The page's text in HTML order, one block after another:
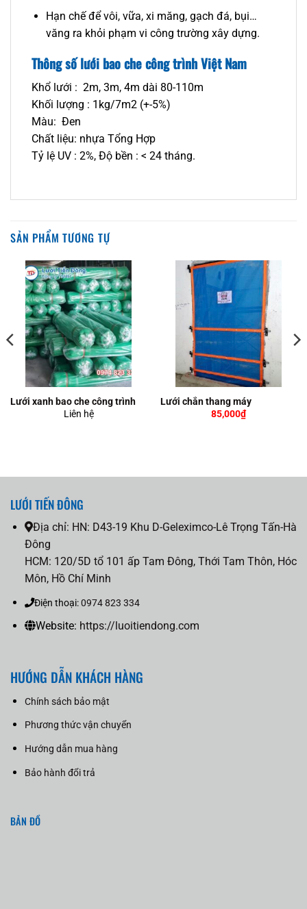
Hạn chế để vôi, vữa, xi măng, gạch đá, bụi…
văng ra khỏi phạm vi công trường xây dựng.
Thông số lưới bao che công trình Việt Nam
Khổ lưới : 2m, 3m, 4m dài 80-110m
Khối lượng : 1kg/7m2 (+-5%)
Màu: Đen
Chất liệu: nhựa Tổng Hợp
Tỷ lệ UV : 2%, Độ bền : < 24 tháng.
SẢN PHẨM TƯƠNG TỰ
Lưới xanh bao che công trình
Liên hệ
Lưới chắn thang máy
85,000₫
LƯỚI TIẾN ĐÔNG
Địa chỉ: HN: D43-19 Khu D-Geleximco-Lê Trọng Tấn-Hà
Đông
HCM: 120/5D tổ 101 ấp Tam Đông, Thới Tam Thôn, Hóc
Môn, Hồ Chí Minh
Điện thoại:0974 823 334
Website: https://luoitiendong.com
HƯỚNG DẪN KHÁCH HÀNG
Chính sách bảo mật
Phương thức vận chuyển
Hướng dẫn mua hàng
Bảo hành đổi trả
BẢN ĐỒ